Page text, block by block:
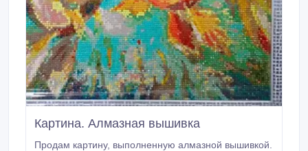
Картина. Алмазная вышивка
Продам картину, выполненную алмазной вышивкой.